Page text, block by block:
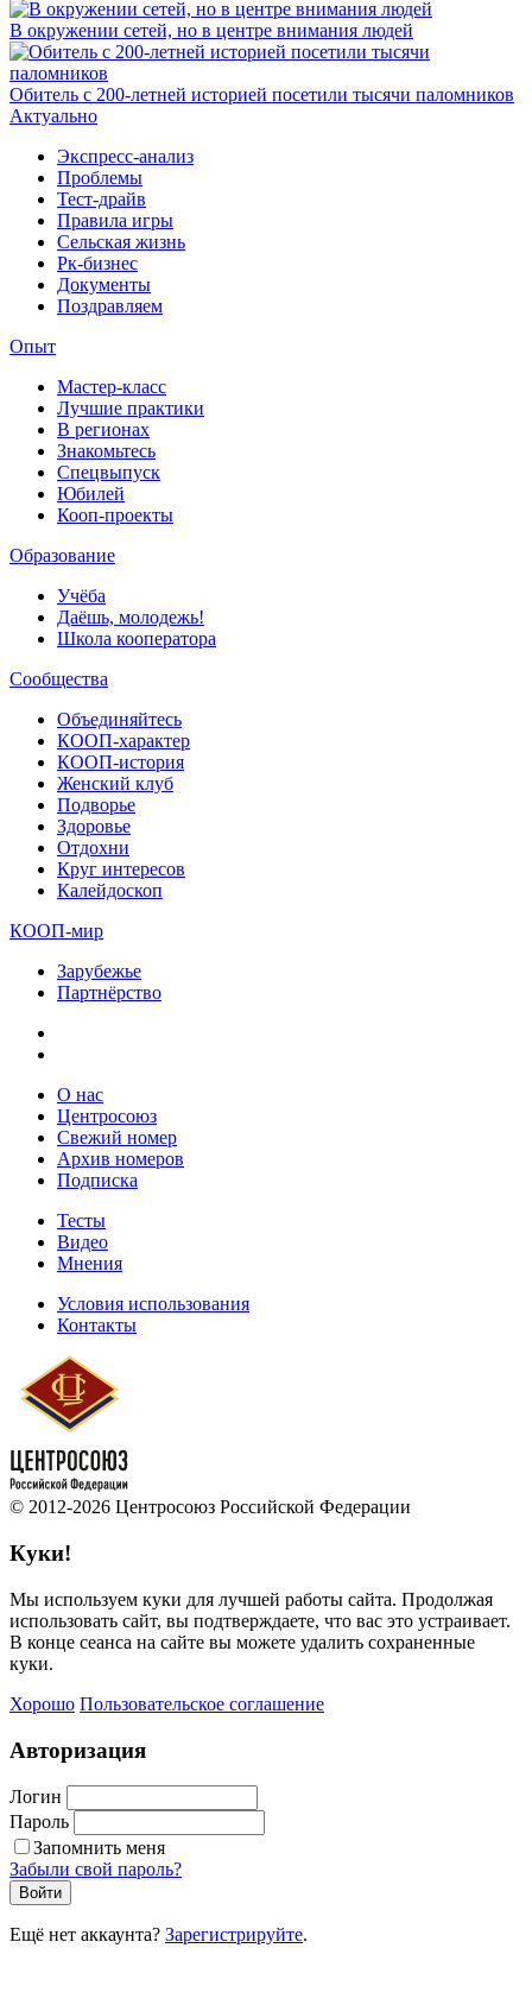
В окружении сетей, но в центре внимания людей
Обитель с 200-летней историей посетили тысячи паломников
Актуально
Экспресс-анализ
Проблемы
Тест-драйв
Правила игры
Сельская жизнь
Рк-бизнес
Документы
Поздравляем
Опыт
Мастер-класс
Лучшие практики
В регионах
Знакомьтесь
Спецвыпуск
Юбилей
Кооп-проекты
Образование
Учёба
Даёшь, молодежь!
Школа кооператора
Сообщества
Объединяйтесь
КООП-характер
КООП-история
Женский клуб
Подворье
Здоровье
Отдохни
Круг интересов
Калейдоскоп
КООП-мир
Зарубежье
Партнёрство
О нас
Центросоюз
Свежий номер
Архив номеров
Подписка
Тесты
Видео
Мнения
Условия использования
Контакты
© 2012-2026 Центросоюз Российской Федерации
Куки!
Мы используем куки для лучшей работы сайта. Продолжая
использовать сайт, вы подтверждаете, что вас это устраивает.
В конце сеанса на сайте вы можете удалить сохраненные
куки.
Хорошо Пользовательское соглашение
Авторизация
Логин
Пароль
Запомнить меня
Забыли свой пароль?
Войти
Ещё нет аккаунта? Зарегистрируйте.